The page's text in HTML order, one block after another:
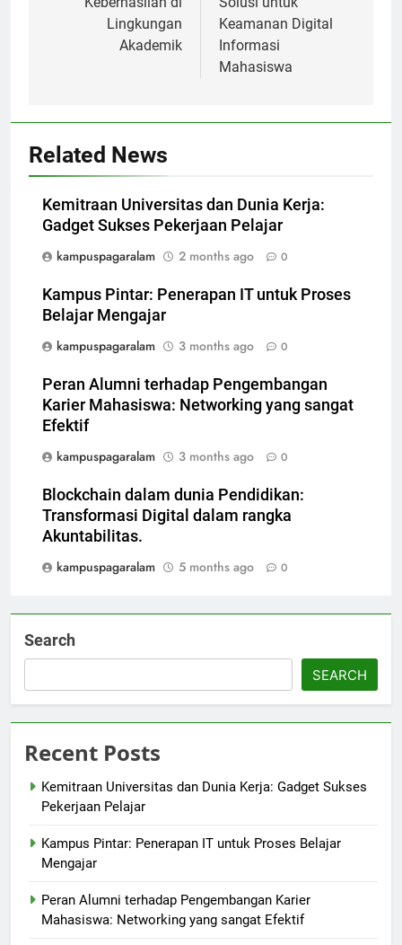
Lingkungan
Akademik
Keamanan Digital
Informasi
Mahasiswa
Related News
Kemitraan Universitas dan Dunia Kerja:
Gadget Sukses Pekerjaan Pelajar
kampuspagaralam
2 months ago 0
Kampus Pintar: Penerapan IT untuk Proses
Belajar Mengajar
kampuspagaralam
3 months ago 0
Peran Alumni terhadap Pengembangan
Karier Mahasiswa: Networking yang sangat
Efektif
kampuspagaralam
3 months ago 0
Blockchain dalam dunia Pendidikan:
Transformasi Digital dalam rangka
Akuntabilitas.
kampuspagaralam
5 months ago 0
Search
SEARCH
Recent Posts
Kemitraan Universitas dan Dunia Kerja: Gadget Sukses
Pekerjaan Pelajar
Kampus Pintar: Penerapan IT untuk Proses Belajar
Mengajar
Peran Alumni terhadap Pengembangan Karier
Mahasiswa: Networking yang sangat Efektif